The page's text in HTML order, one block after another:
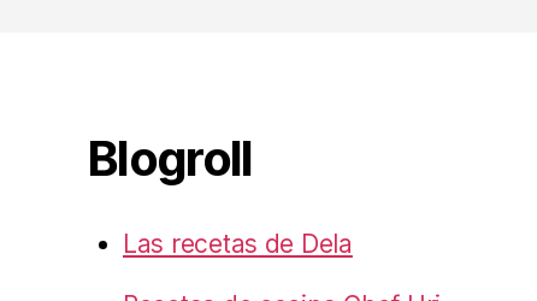
Blogroll
Las recetas de Dela